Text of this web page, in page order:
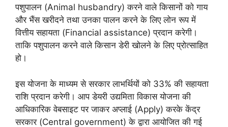
पशुपालन (Animal husbandry) करने वाले किसानों को गाय
और भैंस खरीदने तथा उनका पालन करने के लिए लोन रूप में
वित्तीय सहायता (Financial assistance) प्रदान करेगी।
ताकि पशुपालन करने वाले किसान डेरी खोलने के लिए प्रोत्साहित
हो।
इस योजना के माध्यम से सरकार लाभर्थियों को 33% की सहायता
राशि प्रदान करेगी। आप डेयरी उद्यमिता विकास योजना की
आधिकारिक वेबसाइट पर जाकर अप्लाई (Apply) करके केंद्र
सरकार (Central government) के द्वारा आयोजित की गई